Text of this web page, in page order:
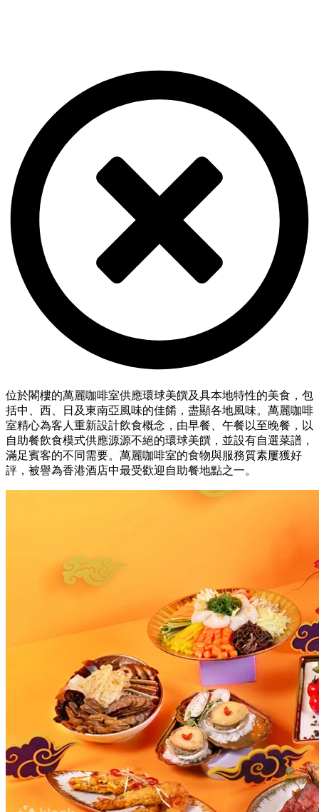
位於閣樓的萬麗咖啡室供應環球美饌及具本地特性的美食，包
括中、西、日及東南亞風味的佳餚，盡顯各地風味。萬麗咖啡
室精心為客人重新設計飲食概念，由早餐、午餐以至晚餐，以
自助餐飲食模式供應源源不絕的環球美饌，並設有自選菜譜，
滿足賓客的不同需要。萬麗咖啡室的食物與服務質素屢獲好
評，被譽為香港酒店中最受歡迎自助餐地點之一。